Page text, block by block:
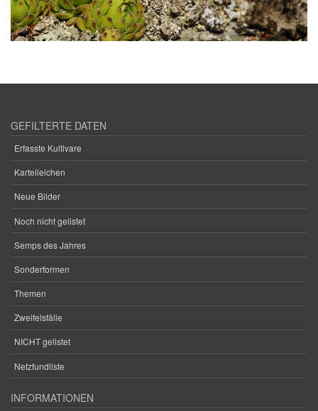
GEFILTERTE DATEN
Erfasste Kultivare
Karteileichen
Neue Bilder
Noch nicht gelistet
Semps des Jahres
Sonderformen
Themen
Zweifelsfälle
NICHT gelistet
Netzfundliste
INFORMATIONEN